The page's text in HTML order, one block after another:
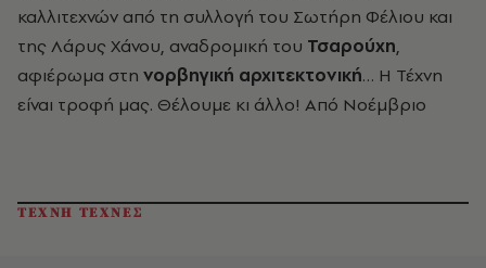
καλλιτεχνών από τη συλλογή του Σωτήρη Φέλιου και
της Λάρυς Χάνου, αναδρομική του Τσαρούχη,
αφιέρωμα στη νορβηγική αρχιτεκτονική… Η Τέχνη
είναι τροφή μας. Θέλουμε κι άλλο! Από Νοέμβριο
ΤΕΧΝΗ ΤΕΧΝΕΣ